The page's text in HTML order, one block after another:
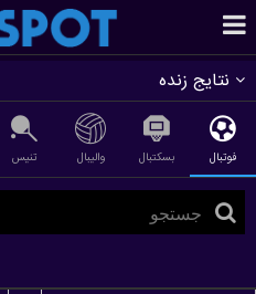
نتایج زنده
فوتبال بسکتبال والیبال تنیس